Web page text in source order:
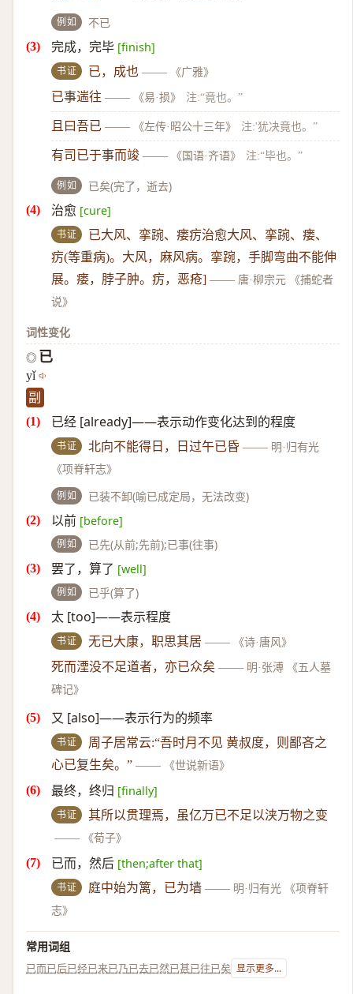
例如 不已
完成，完毕 [finish]
书证 已，成也 —— 《广雅》
已事遄往 —— 《易·损》 注:“竟也。”
且曰吾已 —— 《左传·昭公十三年》 注:'犹决竟也。”
有司已于事而竣 —— 《国语·齐语》 注:“毕也。”
例如 已矣(完了，逝去)
治愈 [cure]
书证
已大风、挛踠、瘘疠治愈大风、挛踠、瘘、
疠(等重病)。大风，麻风病。挛踠，手脚弯曲不能伸
展。瘘，脖子肿。疠，恶疮] —— 唐·柳宗元 《捕蛇者
说》
词性变化
◎ 已
yǐ
副
已经 [already]——表示动作变化达到的程度
书证 北向不能得日，日过午已昏 —— 明·归有光
《项脊轩志》
例如 已装不卸(喻已成定局，无法改变)
以前 [before]
例如 已先(从前;先前);已事(往事)
罢了，算了 [well]
例如 已乎(算了)
太 [too]——表示程度
书证 无已大康，职思其居 —— 《诗·唐风》
死而湮没不足道者，亦已众矣 —— 明·张溥 《五人墓
碑记》
又 [also]——表示行为的频率
书证
周子居常云:“吾时月不见 黄叔度，则鄙吝之
心已复生矣。” —— 《世说新语》
最终，终归 [finally]
书证
其所以贯理焉，虽亿万已不足以浃万物之变
——
《荀子》
已而，然后 [then;after that]
书证 庭中始为篱，已为墙 —— 明·归有光 《项脊轩
志》
常用词组
已而已后已经已来已乃已去已然已甚已往已矣 显示更多...